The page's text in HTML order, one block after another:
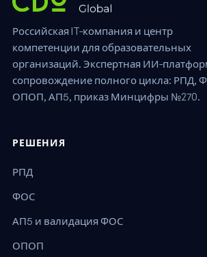
Российская IT-компания и центр
компетенции для образовательных
организаций. Экспертная ИИ-
сопровождение полного цикла: РПД,
ОПОП, АП5, приказ Минцифры №270.
РЕШЕНИЯ
РПД
ФОС
АП5 и валидация ФОС
ОПОП